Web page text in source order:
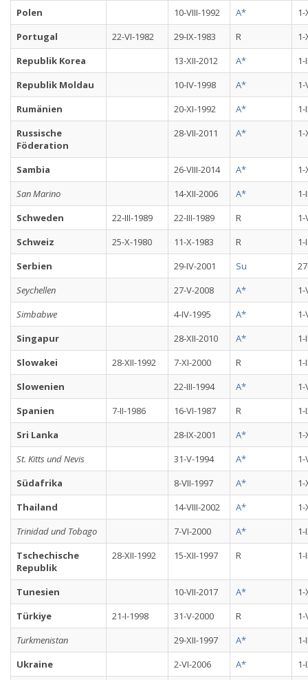
Polen 10-VIII-1992 A*
1-
Portugal
22-VI-1982 29-IX-1983 R
1-
Republik Korea
13-XII-2012 A*
1-
Republik Moldau
10-IV-1998 A*
1-
Rumänien
20-XI-1992 A*
1-
Russische
Föderation
28-VII-2011 A* 1-
Sambia 26-VIII-2014 A*
1-
San Marino
14-XII-2006 A*
1-
Schweden
22-III-1989 22-III-1989 R
1-
Schweiz
25-X-1980 11-X-1983 R
1-
Serbien
29-IV-2001 Su
Seychellen
27-V-2008 A*
1-
Simbabwe
4-IV-1995 A*
1-
Singapur
28-XII-2010 A*
1-
Slowakei
28-XII-1992 7-XI-2000 R
1-
Slowenien
22-III-1994 A*
1-
Spanien
7-II-1986 16-VI-1987 R
1-
Sri Lanka
28-IX-2001 A*
1-
St. Kitts und Nevis
31-V-1994 A*
1-
Südafrika
8-VII-1997 A*
1-
Thailand
14-VIII-2002 A*
1-
Trinidad und Tobago
7-VI-2000 A*
1-
Tschechische
Republik
28-XII-1992 15-XII-1997 R 1-
Tunesien 10-VII-2017 A*
1-
Türkiye
21-I-1998 31-V-2000 R
1-
Turkmenistan
29-XII-1997 A*
1-
Ukraine
2-VI-2006 A*
1-